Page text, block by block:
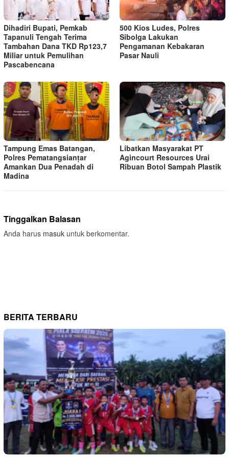
Dihadiri Bupati, Pemkab
Tapanuli Tengah Terima
Tambahan Dana TKD Rp123,7
Miliar untuk Pemulihan
Pascabencana
500 Kios Ludes, Polres
Sibolga Lakukan
Pengamanan Kebakaran
Pasar Nauli
Tampung Emas Batangan,
Polres Pematangsianțar
Amankan Dua Penadah di
Madina
Libatkan Masyarakat PT
Agincourt Resources Urai
Ribuan Botol Sampah Plastik
Tinggalkan Balasan
Anda harus masuk untuk berkomentar.
BERITA TERBARU